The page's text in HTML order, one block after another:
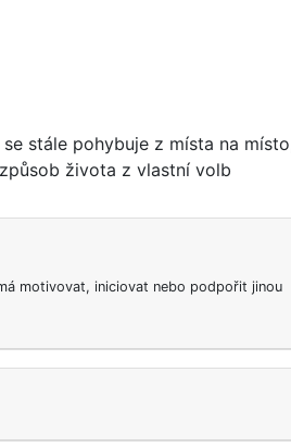
stále pohybuje z místa na
života z vlastní volb
motivovat, iniciovat nebo podpořit jinou